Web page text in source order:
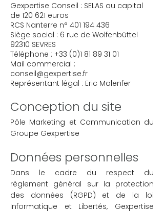
Gexpertise Conseil : SELAS au capital
de 120 621 euros
RCS Nanterre n° 401 194 436
Siège social : 6 rue de Wolfenbüttel
92310 SEVRES
Téléphone : +33 (0)1 81 89 31 01
Mail commercial :
conseil@gexpertise.fr
Représentant légal : Eric Malenfer
​Conception du site
Pôle Marketing et Communication du
Groupe Gexpertise
Données personnelles
Dans le cadre du respect du
règlement général sur la protection
des données (RGPD) et de la loi
Informatique et Libertés, Gexpertise